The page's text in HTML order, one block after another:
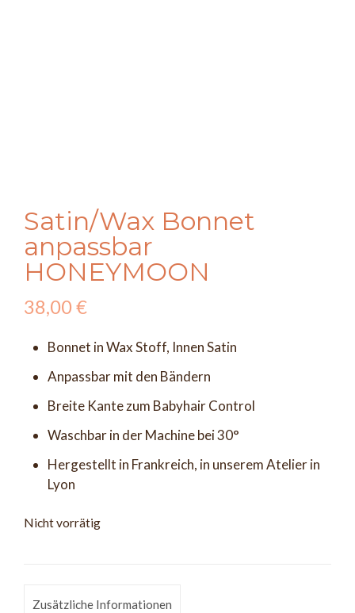
Satin/Wax Bonnet
anpassbar
HONEYMOON
38,00€
Bonnet in Wax Stoff, Innen Satin
Anpassbar mit den Bändern
Breite Kante zum Babyhair Control
Waschbar in der Machine bei 30°
Hergestellt in Frankreich, in unserem Atelier in
Lyon
Nicht vorrätig
Zusätzliche Informationen